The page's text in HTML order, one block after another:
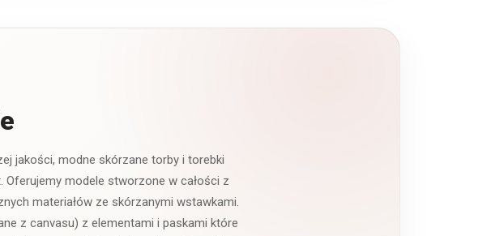
jakości, modne skórzane torby i torebki
Oferujemy modele stworzone w całości z
materiałów ze skórzanymi wstawkami.
z canvasu) z elementami i paskami które